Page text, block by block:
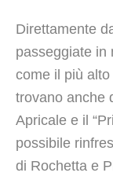
Direttamente
passeggiate in
come il più
trovano anche
Apricale e il
possibile
di Rochetta e